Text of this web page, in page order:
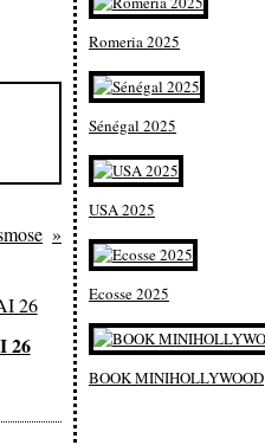
26
Romeria 2025
Sénégal 2025
USA 2025
Ecosse 2025
BOOK MINIHOLLYWOOD